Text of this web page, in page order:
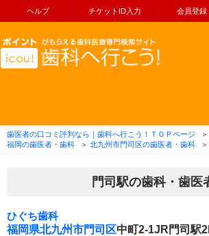
ヘルプ チケットID入力 会員登録
コンテンツへ
歯医者の口コミ評判なら｜歯科へ行こう！ＴＯＰページ
＞
福岡の歯医者・歯科
＞ 北九州市門司区の歯医者・歯科 ＞
門司駅の歯科・歯医
ひぐち歯科
福岡県北九州市門司区中町2-1JR門司駅